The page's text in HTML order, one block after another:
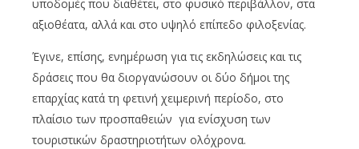
υποδομές που διαθέτει, στο φυσικό περιβάλλον, στα
αξιοθέατα, αλλά και στο υψηλό επίπεδο φιλοξενίας.
Έγινε, επίσης, ενημέρωση για τις εκδηλώσεις και τις
δράσεις που θα διοργανώσουν οι δύο δήμοι της
επαρχίας κατά τη φετινή χειμερινή περίοδο, στο
πλαίσιο των προσπαθειών για ενίσχυση των
τουριστικών δραστηριοτήτων ολόχρονα.